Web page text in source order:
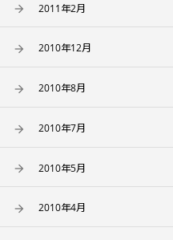
2011年2月
2010年12月
2010年8月
2010年7月
2010年5月
2010年4月